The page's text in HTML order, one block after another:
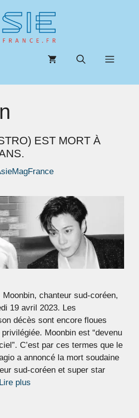
Menu
EST MORT À
chanteur sud-coréen,
19 avril 2023. Les
décès sont encore floues
Moonbin est “devenu
C’est par ces termes que le
a annoncé la mort soudaine
sud-coréen et super star
Lire plus